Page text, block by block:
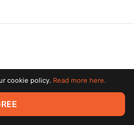
rights reserved. All trademarks
owners.
cookie policy. Read more here.